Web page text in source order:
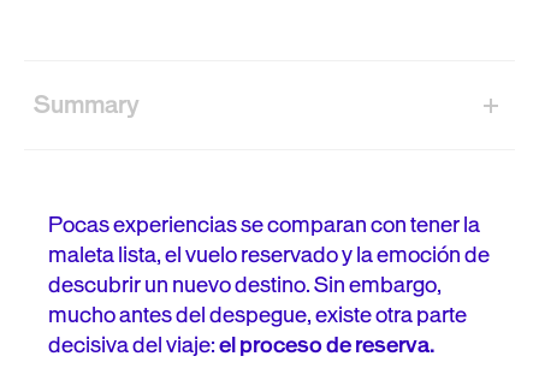
Summary
¿Qué es el A/B testing en turismo?
¿Por qué el A/B testing es clave para webs de viajes?
El alto costo de equivocarse
Pocas experiencias se comparan con tener la
maleta lista, el vuelo reservado y la emoción de
descubrir un nuevo destino. Sin embargo,
mucho antes del despegue, existe otra parte
decisiva del viaje:el proceso de reserva.